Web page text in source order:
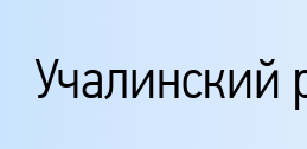
Учалинский